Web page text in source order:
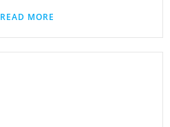
READ MORE